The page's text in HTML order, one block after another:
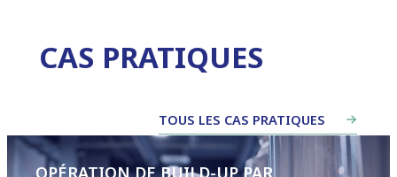
CAS PRATIQUES
TOUS LES CAS PRATIQUES
OPÉRATION DE BUILD-UP PAR